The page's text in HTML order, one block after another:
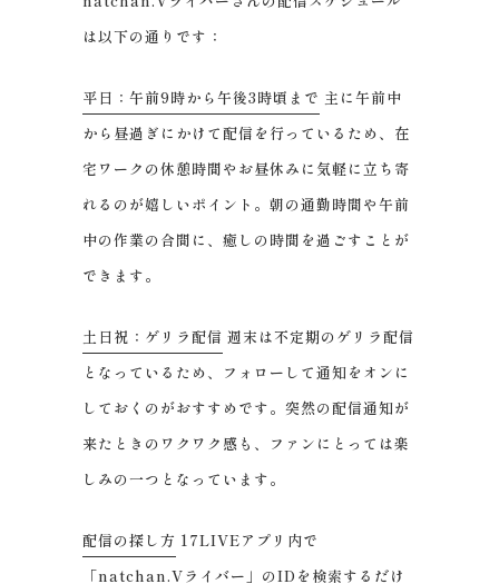
は以下の通りです：
平日：午前9時から午後3時頃まで 主に午前中
から昼過ぎにかけて配信を行っているため、在
宅ワークの休憩時間やお昼休みに気軽に立ち寄
れるのが嬉しいポイント。朝の通勤時間や午前
中の作業の合間に、癒しの時間を過ごすことが
できます。
土日祝：ゲリラ配信 週末は不定期のゲリラ配信
となっているため、フォローして通知をオンに
しておくのがおすすめです。突然の配信通知が
来たときのワクワク感も、ファンにとっては楽
しみの一つとなっています。
配信の探し方 17LIVEアプリ内で
「natchan.Vライバー」のIDを検索するだけ